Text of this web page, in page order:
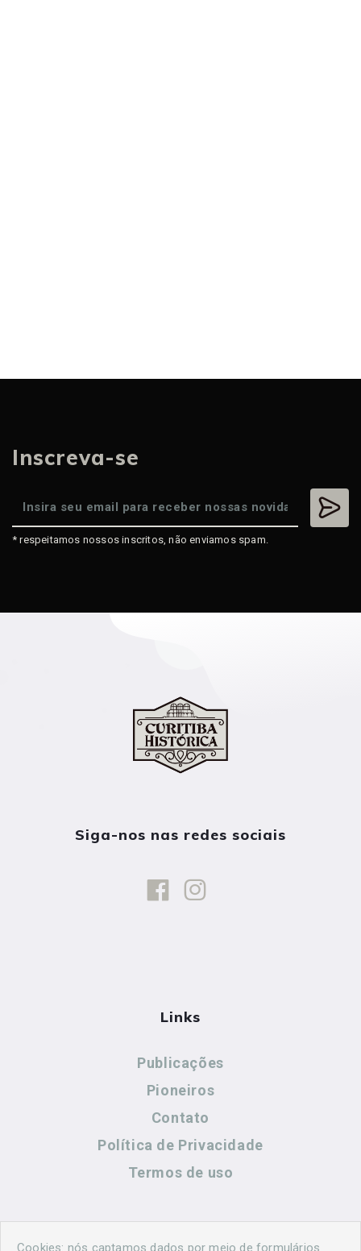
Inscreva-se
* respeitamos nossos inscritos, não enviamos spam.
Siga-nos nas redes sociais
Links
Publicações
Pioneiros
Contato
Política de Privacidade
Termos de uso
Contato
Cookies: nós captamos dados por meio de formulários